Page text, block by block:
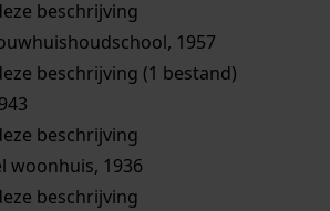
beschrijving
1957
beschrijving (1 bestand)
beschrijving
woonhuis, 1936
beschrijving